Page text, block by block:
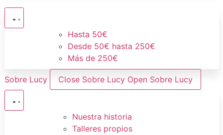
Hasta 50€
Desde 50€ hasta 250€
Más de 250€
Sobre Lucy Close Sobre Lucy Open Sobre Lucy
Nuestra historia
Talleres propios